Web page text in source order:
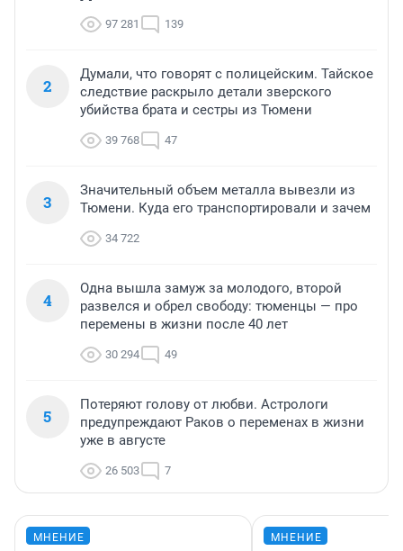
97 281 139
2
Думали, что говорят с полицейским. Тайское
следствие раскрыло детали зверского
убийства брата и сестры из Тюмени
39 768 47
3
Значительный объем металла вывезли из
Тюмени. Куда его транспортировали и зачем
34 722
4
Одна вышла замуж за молодого, второй
развелся и обрел свободу: тюменцы — про
перемены в жизни после 40 лет
30 294 49
5
Потеряют голову от любви. Астрологи
предупреждают Раков о переменах в жизни
уже в августе
26 503 7
МНЕНИЕ МНЕНИЕ